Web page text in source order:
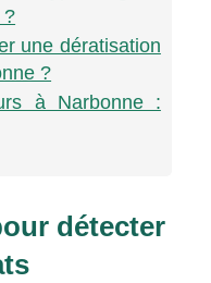
?
une dératisation
?
à Narbonne :
détecter